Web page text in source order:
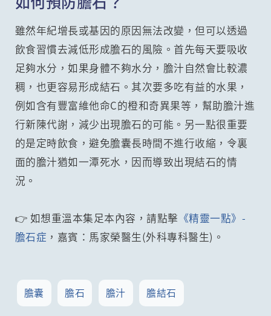
雖然年紀增長或基因的原因無法改變，但可以透過
飲食習慣去減低形成膽石的風險。首先每天要吸收
足夠水分，如果身體不夠水分，膽汁自然會比較濃
稠，也更容易形成結石。其次要多吃有益的水果，
例如含有豐富維他命C的橙和奇異果等，幫助膽汁進
行新陳代謝，減少出現膽石的可能。另一點很重要
的是定時飲食，避免膽囊長時間不進行收縮，令裏
面的膽汁猶如一潭死水，因而導致出現結石的情
況。
👉 如想重溫本集足本內容，請點擊 《精靈一點》-
膽石症 ，嘉賓：馬家榮醫生(外科專科醫生)。
膽囊 膽石 膽汁 膽結石